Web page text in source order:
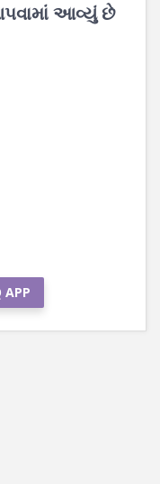
આવ્યું છે
APP